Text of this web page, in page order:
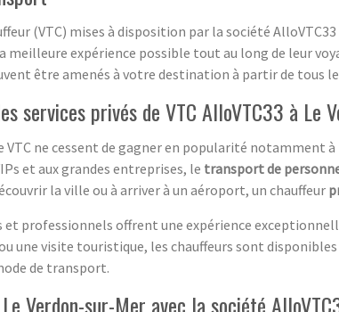
(VTC) mises à disposition par la société
expérience possible tout au long de leur
être amenés à votre destination à partir de tous
services privés de VTC AlloVTC33 à Le
VTC ne cessent de gagner en popularité
et aux grandes entreprises, le transport de
la ville ou à arriver à un aéroport, un chauffeur
et professionnels offrent une expérience
une visite touristique, les chauffeurs sont
de transport.
Verdon-sur-Mer avec la société